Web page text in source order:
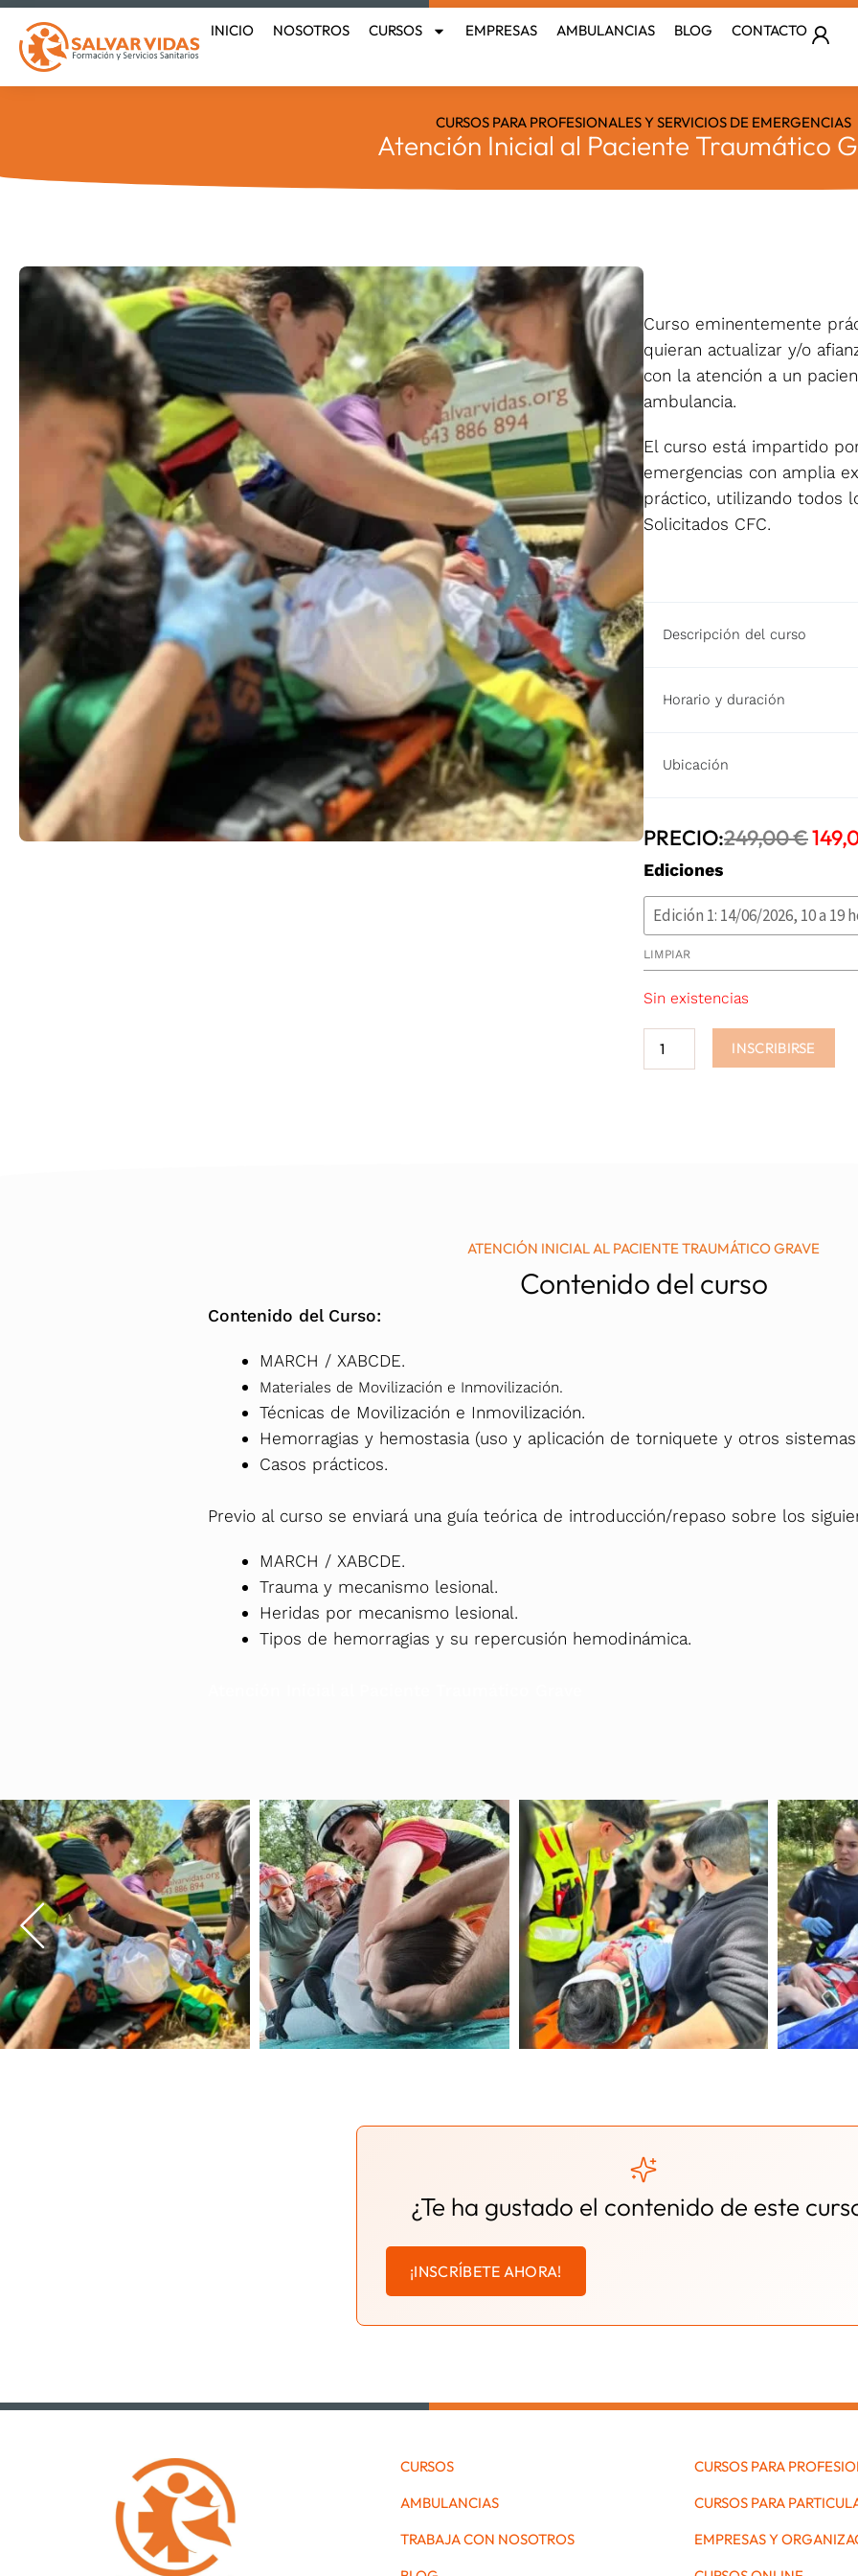
Ir
contenido
INICIO NOSOTROS CURSOS EMPRESAS AMBULANCIAS BLOG CONTACTO
CURSOS PARA PROFESIONALES Y SERVICIOS DE EMERGENCIAS
Atención Inicial al Paciente Traumático
Curso eminentemente
quieran actualizar y/o
con la atención a un
ambulancia.
El curso está impartido
emergencias con amplia
práctico, utilizando todos
Solicitados CFC.
Descripción del curso
Horario y duración
Ubicación
PRECIO:249,00€EL
ERA:
Ediciones
LIMPIAR
Sin existencias
Atención
al
Paciente
Traumático
Grave
INSCRIBIRSE
ATENCIÓN INICIAL AL PACIENTE TRAUMÁTICO GRAVE
Contenido del curso
Contenido del Curso:
MARCH / XABCDE.
Materiales de Movilización e Inmovilización.
Técnicas de Movilización e Inmovilización.
Hemorragias y hemostasia (uso y aplicación de torniquete y otros
Casos prácticos.
Previo al curso se enviará una guía teórica de introducción/repaso sobre los
MARCH / XABCDE.
Trauma y mecanismo lesional.
Heridas por mecanismo lesional.
Tipos de hemorragias y su repercusión hemodinámica.
¿Te ha gustado el contenido de este
¡INSCRÍBETE AHORA!
CURSOS
AMBULANCIAS
TRABAJA CON NOSOTROS
CURSOS PARA
CURSOS PARA
EMPRESAS Y